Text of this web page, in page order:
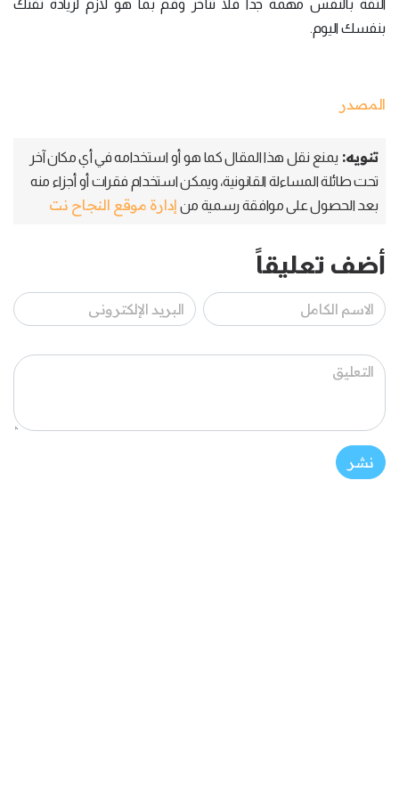
الثقة بالنفس مهمة جداً فلا تتأخر وقم بما هو لازم لزيادة ثقتك
بنفسك اليوم.
المصدر
تنويه: يمنع نقل هذا المقال كما هو أو استخدامه في أي مكان آخر
تحت طائلة المساءلة القانونية، ويمكن استخدام فقرات أو أجزاء منه
بعد الحصول على موافقة رسمية من إدارة موقع النجاح نت
أضف تعليقاً
نشر